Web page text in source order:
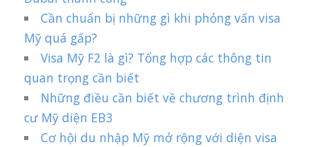
Cần chuẩn bị những gì khi phỏng vấn visa
Mỹ quá gấp?
Visa Mỹ F2 là gì? Tổng hợp các thông tin
quan trọng cần biết
Những điều cần biết về chương trình định
cư Mỹ diện EB3
Cơ hội du nhập Mỹ mở rộng với diện visa